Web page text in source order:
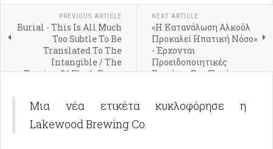
PREVIOUS ARTICLE
Burial - This Is All Much
Too Subtle To Be
Translated To The
Intangible / The
Tearing Of Flesh From
Compromised World
NEXT ARTICLE
«Η Κατανάλωση Αλκοόλ
Προκαλεί Ηπατική Νόσο»
- Έρχονται
Προειδοποιητικές
Ετικέτες Στα Ποτά
Μια νέα ετικέτα κυκλοφόρησε η
Lakewood Brewing Co.